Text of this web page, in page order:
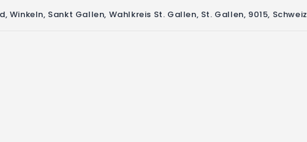
Winkeln, Sankt Gallen, Wahlkreis St. Gallen, St. Gallen, 9015, Schweiz